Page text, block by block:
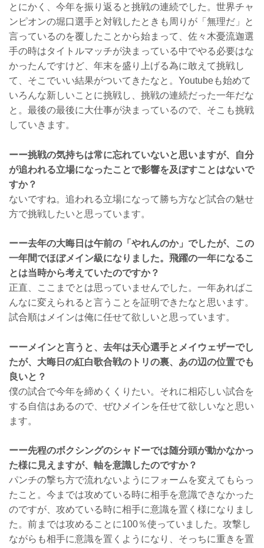
とにかく、今年を振り返ると挑戦の連続でした。世界チャ
ンピオンの堀口選手と対戦したときも周りが「無理だ」と
言っているのを覆したことから始まって、佐々木憂流迦選
手の時はタイトルマッチが決まっている中でやる必要はな
かったんですけど、年末を盛り上げる為に敢えて挑戦し
て、そこでいい結果がついてきたなと。Youtubeも始めて
いろんな新しいことに挑戦し、挑戦の連続だった一年だな
と。最後の最後に大仕事が決まっているので、そこも挑戦
していきます。
ーー挑戦の気持ちは常に忘れていないと思いますが、自分
が追われる立場になったことで影響を及ぼすことはないで
すか？
ないですね。追われる立場になって勝ち方など試合の魅せ
方で挑戦したいと思っています。
ーー去年の大晦日は午前の「やれんのか」でしたが、この
一年間でほぼメイン級になりました。飛躍の一年になるこ
とは当時から考えていたのですか？
正直、ここまでとは思っていませんでした。一年あればこ
んなに変えられると言うことを証明できたなと思います。
試合順はメインは俺に任せて欲しいと思っています。
ーーメインと言うと、去年は天心選手とメイウェザーでし
たが、大晦日の紅白歌合戦のトリの裏、あの辺の位置でも
良いと？
僕の試合で今年を締めくくりたい。それに相応しい試合を
する自信はあるので、ぜひメインを任せて欲しいなと思い
ます。
ーー先程のボクシングのシャドーでは随分頭が動かなかっ
た様に見えますが、軸を意識したのですか？
パンチの撃ち方で流れないようにフォームを変えてもらっ
たこと。今までは攻めている時に相手を意識できなかった
のですが、攻めている時に相手に意識を置く様になりまし
た。前までは攻めることに100％使っていました。攻撃し
ながらも相手に意識を置くようになり、そっちに重きを置